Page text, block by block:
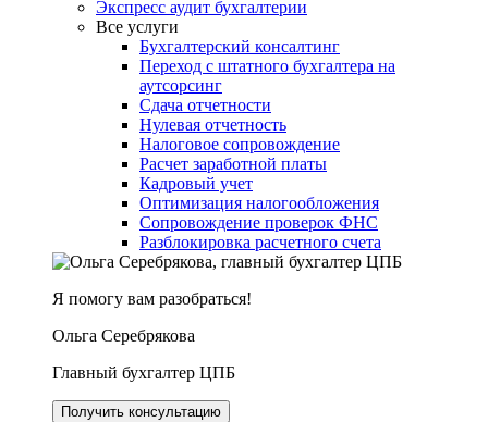
Экспресс аудит бухгалтерии
Все услуги
Бухгалтерский консалтинг
Переход с штатного бухгалтера на
аутсорсинг
Сдача отчетности
Нулевая отчетность
Налоговое сопровождение
Расчет заработной платы
Кадровый учет
Оптимизация налогообложения
Сопровождение проверок ФНС
Разблокировка расчетного счета
Я помогу вам разобраться!
Ольга Серебрякова
Главный бухгалтер ЦПБ
Получить консультацию